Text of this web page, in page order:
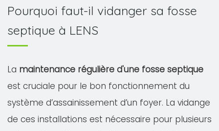
Pourquoi faut-il vidanger sa fosse
septique à LENS
La maintenance régulière d'une fosse septique
est cruciale pour le bon fonctionnement du
système d’assainissement d’un foyer. La vidange
de ces installations est nécessaire pour plusieurs